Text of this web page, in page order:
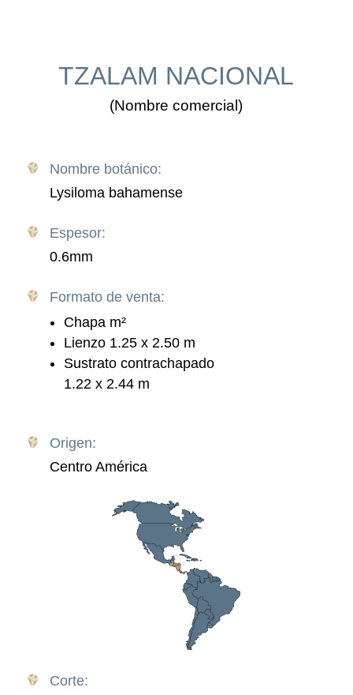
TZALAM NACIONAL
(Nombre comercial)
Nombre botánico:
Lysiloma bahamense
Espesor:
0.6mm
Formato de venta:
Chapa m²
Lienzo 1.25 x 2.50 m
Sustrato contrachapado
1.22 x 2.44 m
Origen:
Centro América
Corte: